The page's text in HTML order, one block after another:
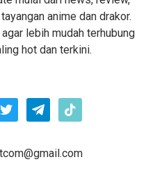
anime dan drakor.
lebih mudah terhubung
hot dan terkini.
twitter telegramtiktok